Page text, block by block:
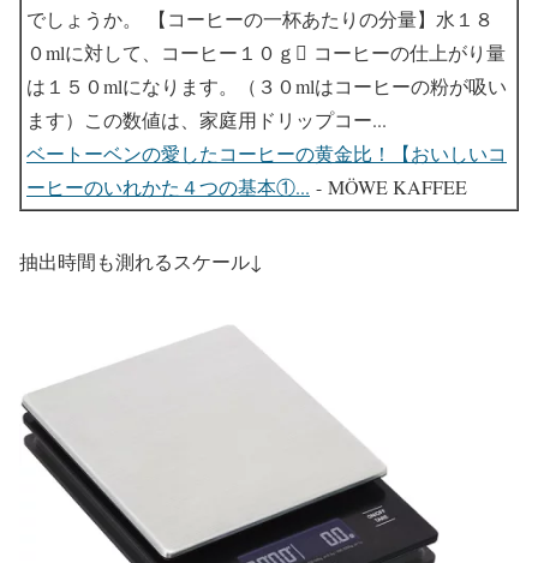
でしょうか。 【コーヒーの一杯あたりの分量】水１８
０mlに対して、コーヒー１０ｇ コーヒーの仕上がり量
は１５０mlになります。（３０mlはコーヒーの粉が吸い
ます）この数値は、家庭用ドリップコー...
ベートーベンの愛したコーヒーの黄金比！【おいしいコ
ーヒーのいれかた４つの基本①... - MÖWE KAFFEE
抽出時間も測れるスケール↓